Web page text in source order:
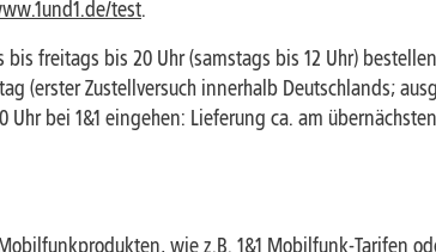
test.
bis freitags bis 20 Uhr (samstags bis 12 Uhr)
(erster Zustellversuch innerhalb Deutschlands;
Uhr bei 1&1 eingehen: Lieferung ca. am
wie z.B. 1&1 Mobilfunk-Tarifen